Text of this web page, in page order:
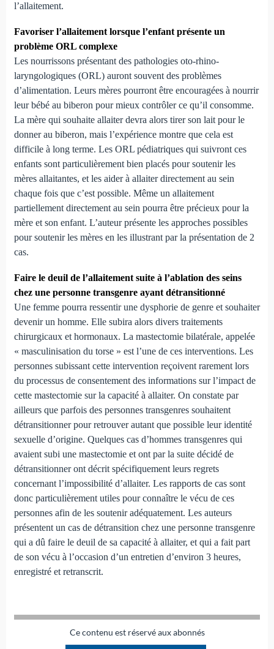
l’allaitement.
Favoriser l’allaitement lorsque l’enfant présente un
problème ORL complexe
Les nourrissons présentant des pathologies oto-rhino-
laryngologiques (ORL) auront souvent des problèmes
d’alimentation. Leurs mères pourront être encouragées à nourrir
leur bébé au biberon pour mieux contrôler ce qu’il consomme.
La mère qui souhaite allaiter devra alors tirer son lait pour le
donner au biberon, mais l’expérience montre que cela est
difficile à long terme. Les ORL pédiatriques qui suivront ces
enfants sont particulièrement bien placés pour soutenir les
mères allaitantes, et les aider à allaiter directement au sein
chaque fois que c’est possible. Même un allaitement
partiellement directement au sein pourra être précieux pour la
mère et son enfant. L’auteur présente les approches possibles
pour soutenir les mères en les illustrant par la présentation de 2
cas.
Faire le deuil de l’allaitement suite à l’ablation des seins
chez une personne transgenre ayant détransitionné
Une femme pourra ressentir une dysphorie de genre et souhaiter
devenir un homme. Elle subira alors divers traitements
chirurgicaux et hormonaux. La mastectomie bilatérale, appelée
« masculinisation du torse » est l’une de ces interventions. Les
personnes subissant cette intervention reçoivent rarement lors
du processus de consentement des informations sur l’impact de
cette mastectomie sur la capacité à allaiter. On constate par
ailleurs que parfois des personnes transgenres souhaitent
détransitionner pour retrouver autant que possible leur identité
sexuelle d’origine. Quelques cas d’hommes transgenres qui
avaient subi une mastectomie et ont par la suite décidé de
détransitionner ont décrit spécifiquement leurs regrets
concernant l’impossibilité d’allaiter. Les rapports de cas sont
donc particulièrement utiles pour connaître le vécu de ces
personnes afin de les soutenir adéquatement. Les auteurs
présentent un cas de détransition chez une personne transgenre
qui a dû faire le deuil de sa capacité à allaiter, et qui a fait part
de son vécu à l’occasion d’un entretien d’environ 3 heures,
enregistré et retranscrit.
Ce contenu est réservé aux abonnés